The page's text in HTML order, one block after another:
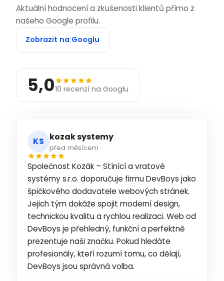
Aktuální hodnocení a zkušenosti klientů přímo z
našeho Google profilu.
Zobrazit na Googlu
5,010 recenzí na Googlu
KS kozak systemy
před měsícem
Společnost Kozák – Stínící a vratové
systémy s.r.o. doporučuje firmu DevBoys jako
špičkového dodavatele webových stránek.
Jejich tým dokáže spojit moderní design,
technickou kvalitu a rychlou realizaci. Web od
DevBoys je přehledný, funkční a perfektně
prezentuje naši značku. Pokud hledáte
profesionály, kteří rozumí tomu, co dělají,
DevBoys jsou správná volba.